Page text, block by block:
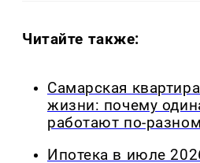
Читайте также:
Самарская
жизни: почему
работают по-
Ипотека в июле